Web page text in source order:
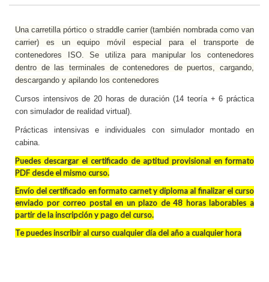
Una carretilla pórtico o straddle carrier (también nombrada como van
carrier)​ es un equipo móvil especial para el transporte de
contenedores ISO. Se utiliza para manipular los contenedores
dentro de las terminales de contenedores de puertos, cargando,
descargando y apilando los contenedores
Cursos intensivos de 20 horas de duración (14 teoría + 6 práctica
con simulador de realidad virtual).
Prácticas intensivas e individuales con simulador montado en
cabina.
Puedes descargar el certificado de aptitud provisional en formato
PDFdesde el mismo curso.
Envío del certificado en formato carnet y diploma al finalizar el curso
enviado por correo postal en un plazo de 48 horas laborables a
partir de la inscripción y pago del curso.
Te puedes inscribir al curso cualquier día del año a cualquier hora